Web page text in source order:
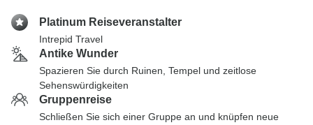
Platinum Reiseveranstalter
Intrepid Travel
Antike Wunder
Spazieren Sie durch Ruinen, Tempel und zeitlose
Sehenswürdigkeiten
Gruppenreise
Schließen Sie sich einer Gruppe an und knüpfen neue